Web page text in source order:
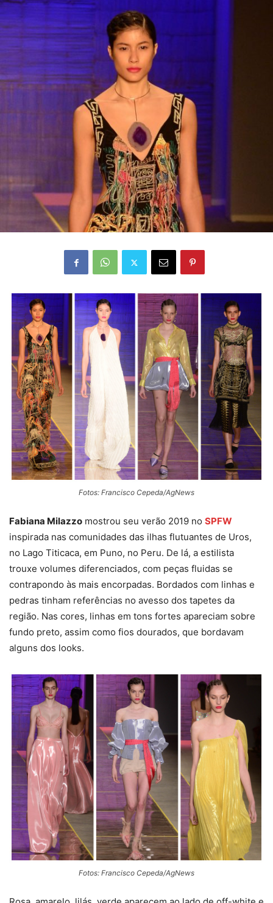
Fotos: Francisco Cepeda/AgNews
Fabiana Milazzo mostrou seu verão 2019 no SPFW
inspirada nas comunidades das ilhas flutuantes de Uros,
no Lago Titicaca, em Puno, no Peru. De lá, a estilista
trouxe volumes diferenciados, com peças fluidas se
contrapondo às mais encorpadas. Bordados com linhas e
pedras tinham referências no avesso dos tapetes da
região. Nas cores, linhas em tons fortes apareciam sobre
fundo preto, assim como fios dourados, que bordavam
alguns dos looks.
Fotos: Francisco Cepeda/AgNews